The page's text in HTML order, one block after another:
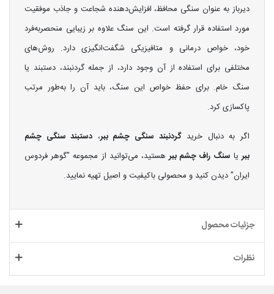
دیرباز به عنوان سنگی محافظ، افزایش‌دهنده شجاعت و جاذب موفقیت
مورد استفاده قرار گرفته است. این سنگ علاوه بر زیبایی منحصربه‌فرد
خود، خواص درمانی و متافیزیکی شگفت‌انگیزی دارد. روش‌های
مختلفی برای استفاده از آن وجود دارد، از جمله گردنبند، دستبند یا
سنگ خام. برای حفظ خواص این سنگ، باید آن را به‌طور مرتب
پاکسازی کرد.
اگر به دنبال خریدگردنبند سنگی چشم ببر، دستبند سنگی چشم
ببریا سنگ راف چشم ببرهستید، می‌توانید از مجموعه "گوهر فردوس
ایران" دیدن کنید و محصولی باکیفیت و اصیل تهیه نمایید.
جزئیات محصول
نظرات